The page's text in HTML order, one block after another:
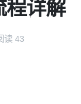
程详解
读 43